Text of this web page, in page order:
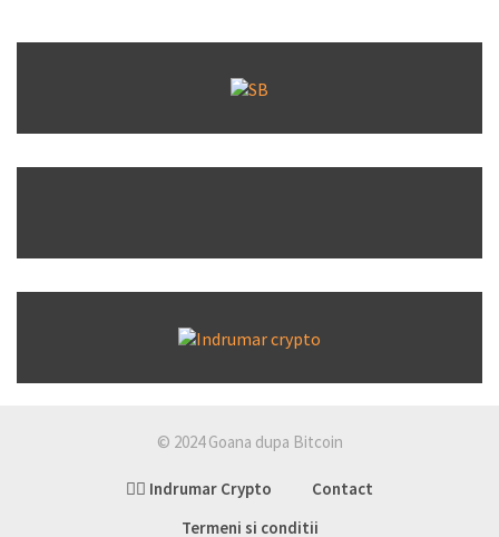
© 2024 Goana dupa Bitcoin
👉🏽 Indrumar Crypto
Contact
Termeni si conditii